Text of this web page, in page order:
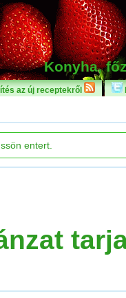
Konyha,
az új receptekről